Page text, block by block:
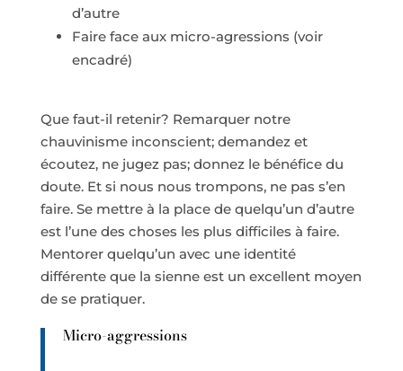
d’autre
Faire face aux micro-agressions (voir
encadré)
Que faut-il retenir? Remarquer notre
chauvinisme inconscient; demandez et
écoutez, ne jugez pas; donnez le bénéfice du
doute. Et si nous nous trompons, ne pas s’en
faire. Se mettre à la place de quelqu’un d’autre
est l’une des choses les plus difficiles à faire.
Mentorer quelqu’un avec une identité
différente que la sienne est un excellent moyen
de se pratiquer.
Micro-aggressions